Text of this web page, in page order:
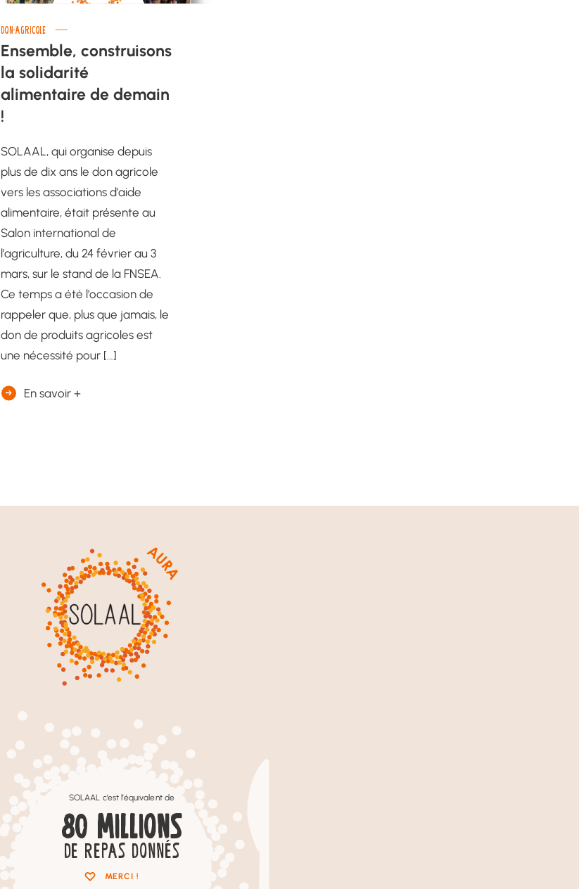
DON-AGRICOLE
Ensemble, construisons
la solidarité
alimentaire de demain
!
SOLAAL, qui organise depuis
plus de dix ans le don agricole
vers les associations d’aide
alimentaire, était présente au
Salon international de
l’agriculture, du 24 février au 3
mars, sur le stand de la FNSEA.
Ce temps a été l’occasion de
rappeler que, plus que jamais, le
don de produits agricoles est
une nécessité pour […]
En savoir +
SOLAAL c’est l’équivalent de
80 MILLIONS
DE REPAS DONNÉS
MERCI !